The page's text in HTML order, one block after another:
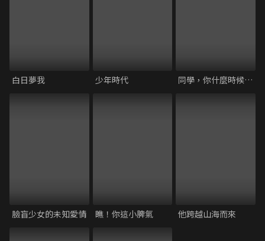
白日夢我 少年時代 同學，你什麼時候從我家搬走
臉盲少女的未知愛情 瞧！你這小脾氣 他跨越山海而來